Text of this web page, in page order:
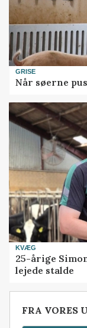
GRISE
Når søerne
KVÆG
25-årige
lejede stalde
FRA VORES